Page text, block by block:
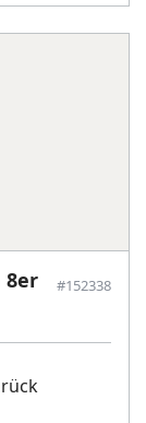
8er #152338